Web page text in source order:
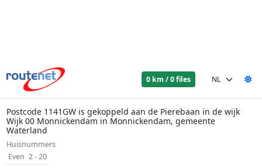
0 km / 0 files
Postcode 1141GW is gekoppeld aan de Pierebaan in de wijk
Wijk 00 Monnickendam in Monnickendam, gemeente
Waterland
Huisnummers
Even 2 - 20